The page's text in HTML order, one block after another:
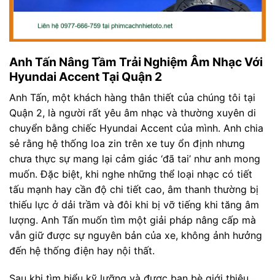
Anh Tấn Nâng Tầm Trải Nghiệm Âm Nhạc Với
Hyundai Accent Tại Quận 2
Anh Tấn, một khách hàng thân thiết của chúng tôi tại
Quận 2, là người rất yêu âm nhạc và thường xuyên di
chuyển bằng chiếc Hyundai Accent của mình. Anh chia
sẻ rằng hệ thống loa zin trên xe tuy ổn định nhưng
chưa thực sự mang lại cảm giác ‘đã tai’ như anh mong
muốn. Đặc biệt, khi nghe những thể loại nhạc có tiết
tấu mạnh hay cần độ chi tiết cao, âm thanh thường bị
thiếu lực ở dải trầm và đôi khi bị vỡ tiếng khi tăng âm
lượng. Anh Tấn muốn tìm một giải pháp nâng cấp mà
vẫn giữ được sự nguyên bản của xe, không ảnh hưởng
đến hệ thống điện hay nội thất.